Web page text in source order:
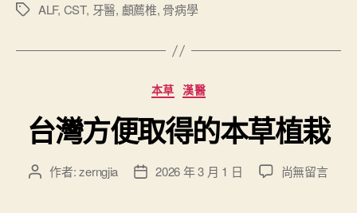
骨
導
論
標
ALF, CST, 牙醫, 顱薦椎, 骨病學
分
類
本草 漢醫
台灣方便取得的本草植栽
文 作者:zerngjia
文 2026 年 3 月 1 日
在
尚無留言